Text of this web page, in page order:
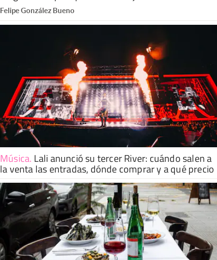
Felipe González Bueno
Música. Lali anunció su tercer River: cuándo salen a
la venta las entradas, dónde comprar y a qué precio